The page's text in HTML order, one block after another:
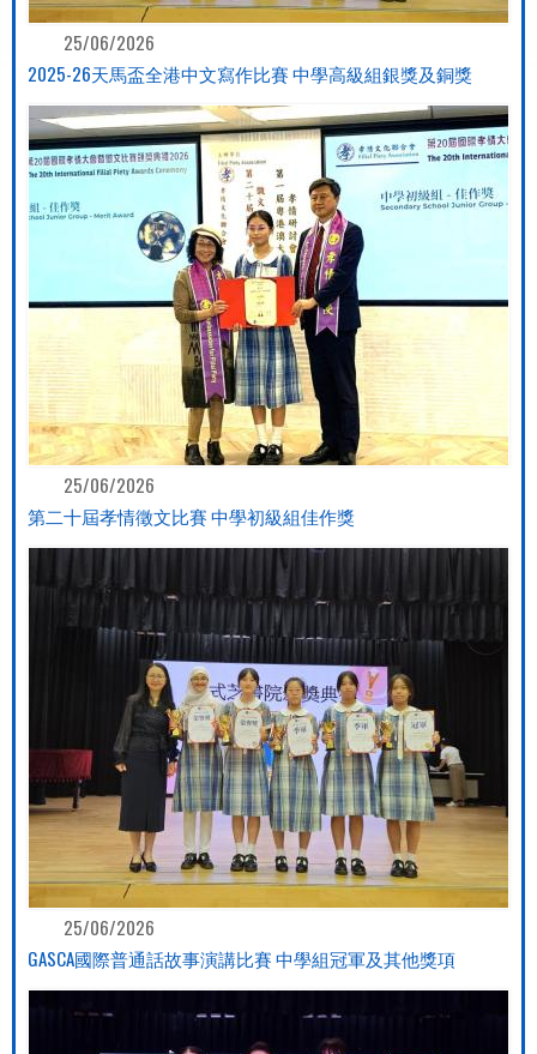
25/06/2026
2025-26天馬盃全港中文寫作比賽 中學高級組銀獎及銅獎
25/06/2026
第二十屆孝情徵文比賽 中學初級組佳作獎
25/06/2026
GASCA國際普通話故事演講比賽 中學組冠軍及其他獎項